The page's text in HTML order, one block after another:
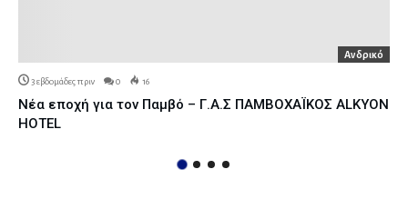
Ανδρικό
3 εβδομάδες πριν 0 16
Νέα εποχή για τον Παμβό – Γ.Α.Σ ΠΑΜΒΟΧΑΪΚΟΣ ALKYON
HOTEL